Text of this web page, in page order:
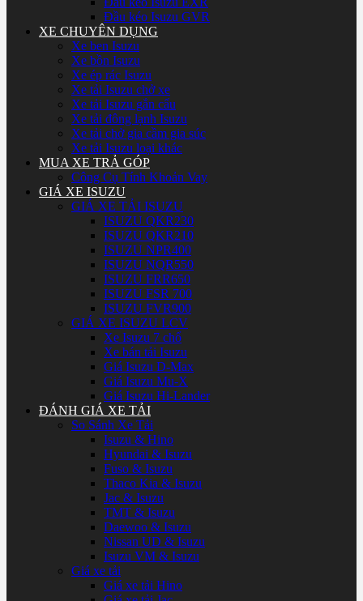
Đầu kéo Isuzu GVR
XE CHUYÊN DỤNG
Xe ben Isuzu
Xe bồn Isuzu
Xe ép rác Isuzu
Xe tải Isuzu chở xe
Xe tải Isuzu gắn cẩu
Xe tải đông lạnh Isuzu
Xe tải chở gia cầm gia súc
Xe tải Isuzu loại khác
MUA XE TRẢ GÓP
Công Cụ Tính Khoản Vay
GIÁ XE ISUZU
GIÁ XE TẢI ISUZU
ISUZU QKR230
ISUZU QKR210
ISUZU NPR400
ISUZU NQR550
ISUZU FRR650
ISUZU FSR 700
ISUZU FVR900
GIÁ XE ISUZU LCV
Xe Isuzu 7 chổ
Xe bán tải Isuzu
Giá Isuzu D-Max
Giá Isuzu Mu-X
Giá Isuzu Hi-Lander
ĐÁNH GIÁ XE TẢI
So Sánh Xe Tải
Isuzu & Hino
Hyundai & Isuzu
Fuso & Isuzu
Thaco Kia & Isuzu
Jac & Isuzu
TMT & Isuzu
Daewoo & Isuzu
Nissan UD & Isuzu
Isuzu VM & Isuzu
Giá xe tải
Giá xe tải Hino